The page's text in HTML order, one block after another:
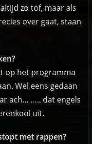
zo tof, maar als
over gaat, staan
op het programma
Wel eens gedaan
ach… ….. dat engels
uit.
met rappen?